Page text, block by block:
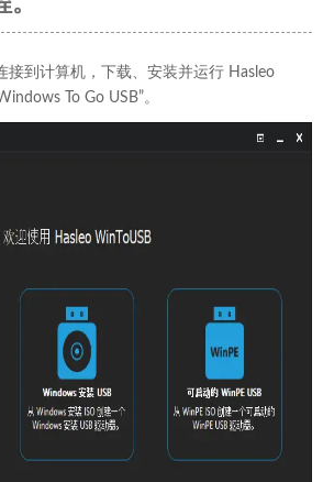
接到计算机，下载、安装并运行 Hasleo
To Go USB”。